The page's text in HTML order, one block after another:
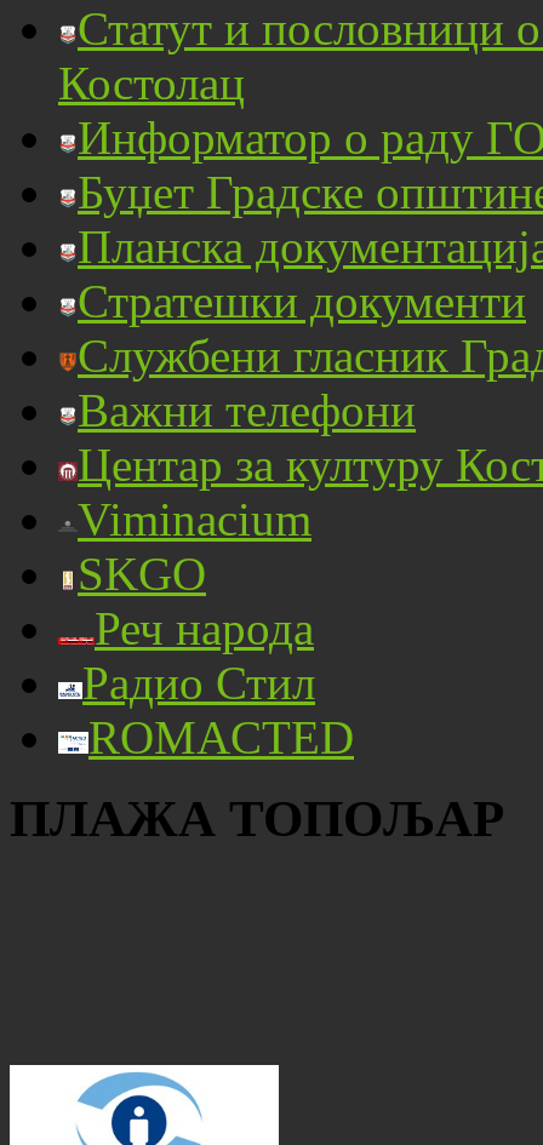
Статут и пословници
Костолац
Информатор о раду
Буџет Градске
Планска
Стратешки документи
Службени гласник
Важни телефони
Центар за културу
Viminacium
SKGO
Реч народа
Радио Стил
ROMACTED
ПЛАЖА ТОПОЉАР